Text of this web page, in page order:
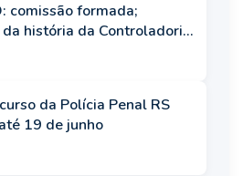
comissão formada;
história da Controladoria
da Polícia Penal RS
19 de junho